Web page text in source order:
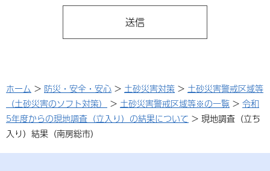
ホーム > 防災・安全・安心 > 土砂災害対策 > 土砂災害警戒区域等
（土砂災害のソフト対策）
> 土砂災害警戒区域等※の一覧 > 令和
5年度からの現地調査（立入り）の結果について > 現地調査（立ち
入り）結果（南房総市）